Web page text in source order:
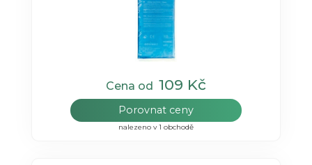
Cena od 109 Kč
Porovnat ceny
nalezeno v 1 obchodě